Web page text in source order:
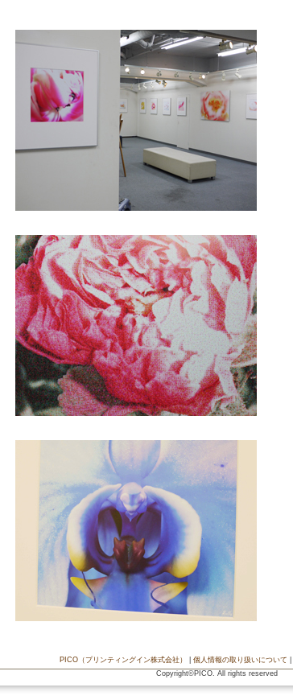
PICO（プリンティングイン株式会社） 個人情報の取り扱いについて
Copyright©PICO. All rights reserved